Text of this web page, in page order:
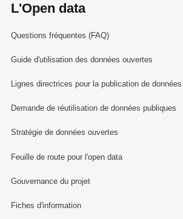
L'Open data
Questions fréquentes (FAQ)
Guide d'utilisation des données ouvertes
Lignes directrices pour la publication de
Demande de réutilisation de données publiques
Stratégie de données ouvertes
Feuille de route pour l'open data
Gouvernance du projet
Fiches d'information